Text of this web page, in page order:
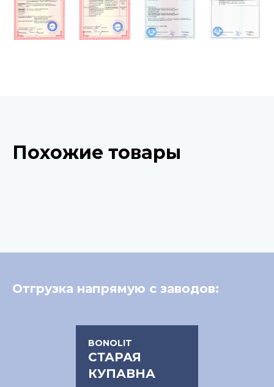
Похожие товары
Отгрузка напрямую с заводов:
BONOLIT
СТАРАЯ
КУПАВНА